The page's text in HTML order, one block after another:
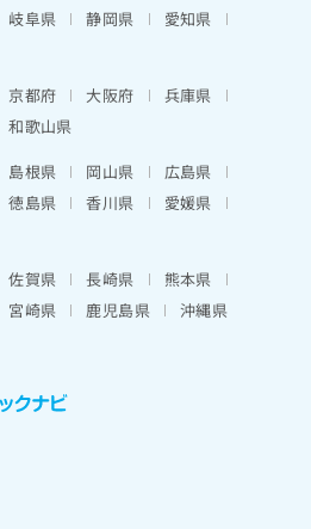
岐阜県 静岡県
愛知県
京都府 大阪府
兵庫県
和歌山県
島根県 岡山県
広島県
徳島県 香川県
愛媛県
佐賀県 長崎県
熊本県
宮崎県 鹿児島県 沖縄県